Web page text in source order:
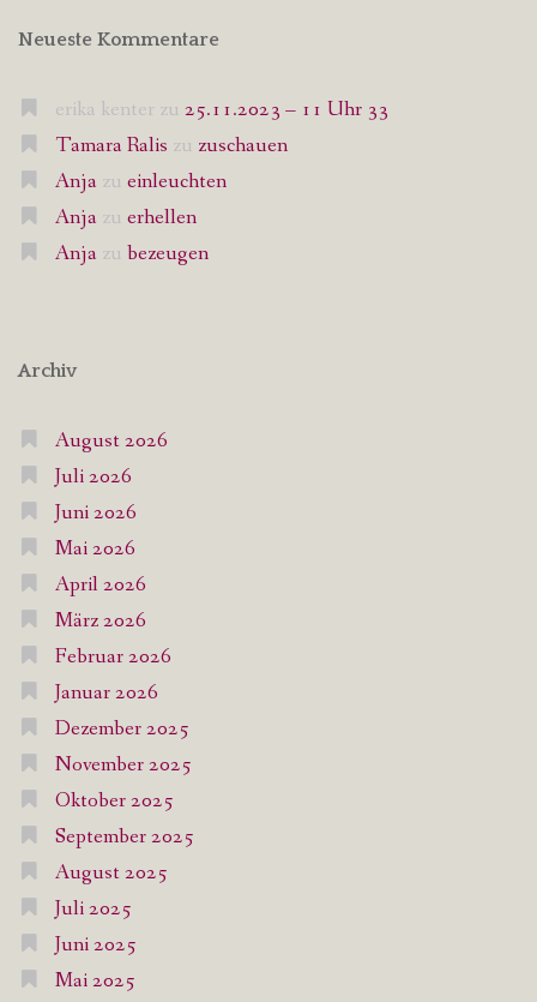
Neueste Kommentare
erika kenter zu 25.11.2023 – 11 Uhr 33
Tamara Ralis zu zuschauen
Anja zu einleuchten
Anja zu erhellen
Anja zu bezeugen
Archiv
August 2026
Juli 2026
Juni 2026
Mai 2026
April 2026
März 2026
Februar 2026
Januar 2026
Dezember 2025
November 2025
Oktober 2025
September 2025
August 2025
Juli 2025
Juni 2025
Mai 2025